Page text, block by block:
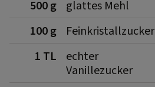
500 g
glattes Mehl
100 g
Feinkristallzucker
1 TL
echter
Vanillezucker